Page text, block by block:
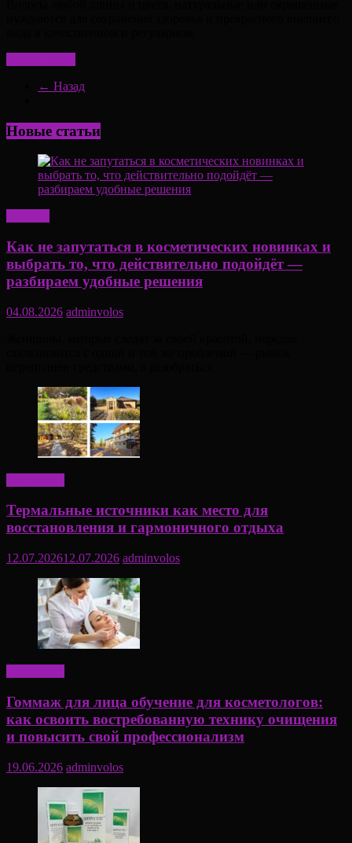
← Назад
Новые статьи
Как не запутаться в косметических новинках и
выбрать то, что действительно подойдёт —
разбираем удобные решения
04.08.2026 adminvolos
Термальные источники как место для
восстановления и гармоничного отдыха
12.07.202612.07.2026 adminvolos
Гоммаж для лица обучение для косметологов:
как освоить востребованную технику очищения
и повысить свой профессионализм
19.06.2026 adminvolos